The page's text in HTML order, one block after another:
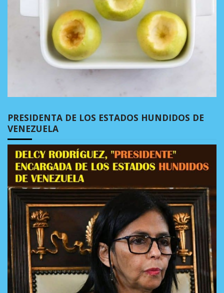
PRESIDENTA DE LOS ESTADOS HUNDIDOS DE
VENEZUELA